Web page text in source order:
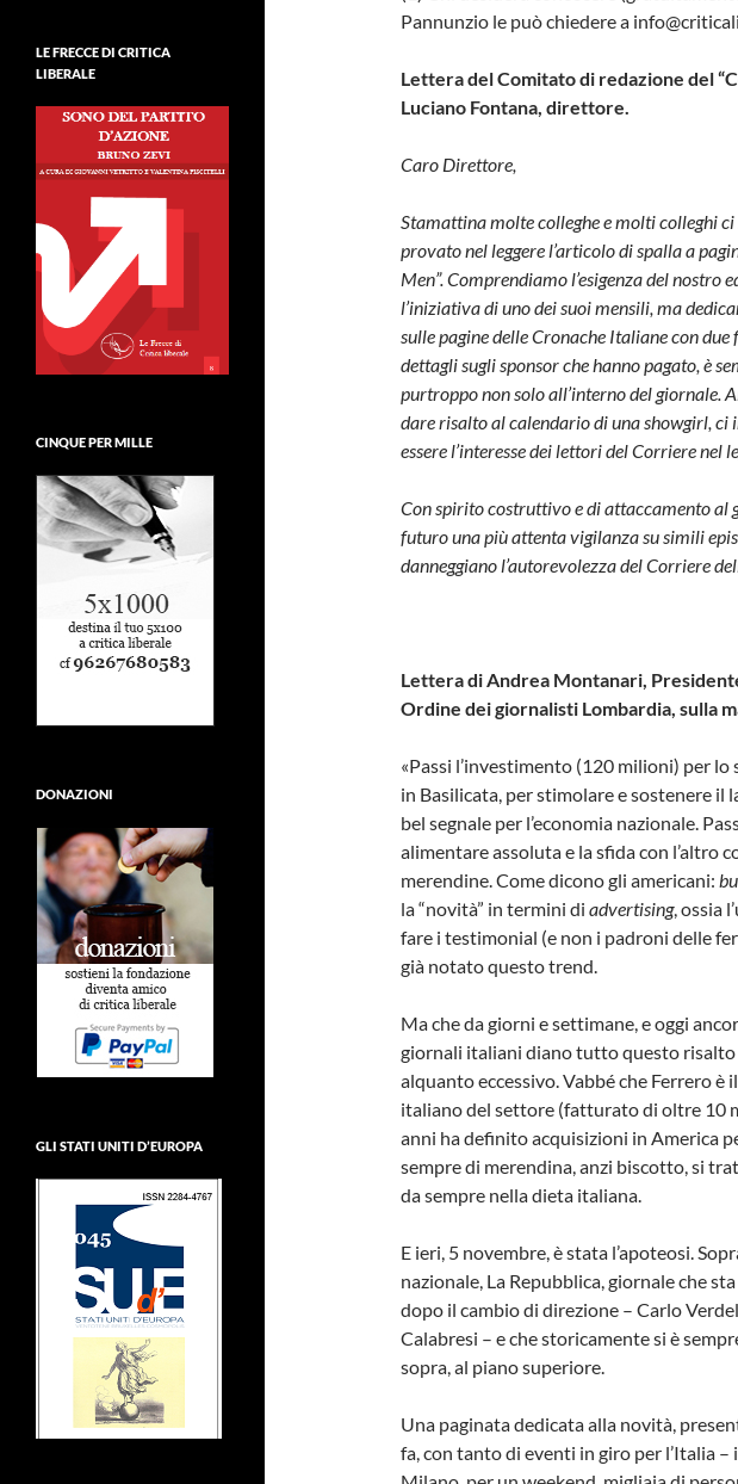
Pannunzio le può chiedere a
Lettera del Comitato di redazione del
Luciano Fontana, direttore.
Caro Direttore,
Stamattina molte colleghe e molti colleghi
provato nel leggere l’articolo di spalla a
Men”. Comprendiamo l’esigenza del
l’iniziativa di uno dei suoi mensili, ma
sulle pagine delle Cronache Italiane con
dettagli sugli sponsor che hanno pagato, è
purtroppo non solo all’interno del giornale.
dare risalto al calendario di una showgirl, ci
essere l’interesse dei lettori del Corriere nel
Con spirito costruttivo e di attaccamento al
futuro una più attenta vigilanza su simili
danneggiano l’autorevolezza del Corriere
Lettera di Andrea Montanari,
Ordine dei giornalisti Lombardia, sulla
«Passi l’investimento (120 milioni) per
in Basilicata, per stimolare e sostenere il
bel segnale per l’economia nazionale.
alimentare assoluta e la sfida con l’altro
merendine. Come dicono gli americani:
la “novità” in termini di advertising, ossia
fare i testimonial (e non i padroni delle
già notato questo trend.
Ma che da giorni e settimane, e oggi
giornali italiani diano tutto questo
alquanto eccessivo. Vabbé che Ferrero
italiano del settore (fatturato di oltre 10
anni ha definito acquisizioni in America
sempre di merendina, anzi biscotto, si
da sempre nella dieta italiana.
E ieri, 5 novembre, è stata l’apoteosi.
nazionale, La Repubblica, giornale che
dopo il cambio di direzione – Carlo
Calabresi – e che storicamente si è
sopra, al piano superiore.
Una paginata dedicata alla novità,
fa, con tanto di eventi in giro per l’Italia –
LE FRECCE DI CRITICA
LIBERALE
CINQUE PER MILLE
DONAZIONI
GLI STATI UNITI D’EUROPA